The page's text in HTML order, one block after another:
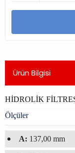
Ürün Bilgisi
HİDROLİK
Ölçüler
A: 137,00 mm